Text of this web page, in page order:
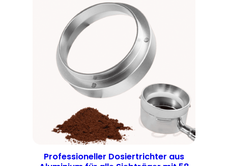
Professioneller Dosiertrichter aus